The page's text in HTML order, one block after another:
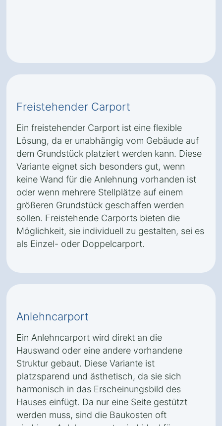
Freistehender Carport
Ein freistehender Carport ist eine flexible
Lösung, da er unabhängig vom Gebäude auf
dem Grundstück platziert werden kann. Diese
Variante eignet sich besonders gut, wenn
keine Wand für die Anlehnung vorhanden ist
oder wenn mehrere Stellplätze auf einem
größeren Grundstück geschaffen werden
sollen. Freistehende Carports bieten die
Möglichkeit, sie individuell zu gestalten, sei es
als Einzel- oder Doppelcarport.
Anlehncarport
Ein Anlehncarport wird direkt an die
Hauswand oder eine andere vorhandene
Struktur gebaut. Diese Variante ist
platzsparend und ästhetisch, da sie sich
harmonisch in das Erscheinungsbild des
Hauses einfügt. Da nur eine Seite gestützt
werden muss, sind die Baukosten oft